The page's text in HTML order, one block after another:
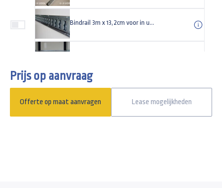
Bindrail 3m x 13,2cm voor in uw aanhangwagen
Gaffelslot (disselslot) SCM-goedgekeurd
Prijs op aanvraag
Offerte op maat aanvragen Lease mogelijkheden